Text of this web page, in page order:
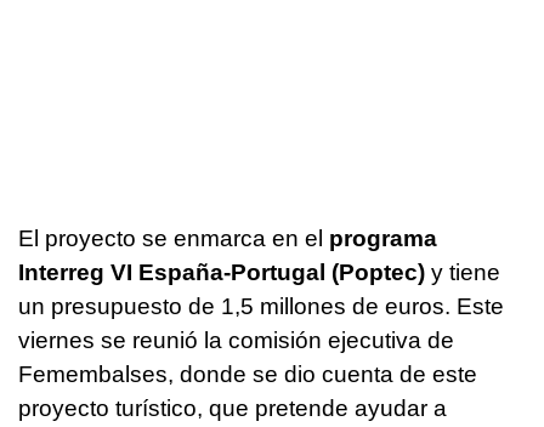
El proyecto se enmarca en el programa
Interreg VI España-Portugal (Poptec) y tiene
un presupuesto de 1,5 millones de euros. Este
viernes se reunió la comisión ejecutiva de
Femembalses, donde se dio cuenta de este
proyecto turístico, que pretende ayudar a